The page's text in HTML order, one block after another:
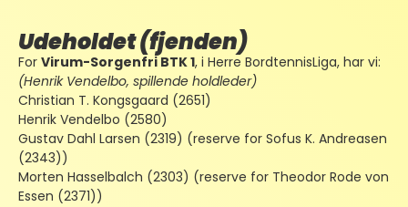
Udeholdet (fjenden)
For Virum-Sorgenfri BTK 1, i Herre BordtennisLiga, har vi:
(Henrik Vendelbo, spillende holdleder)
Christian T. Kongsgaard (2651)
Henrik Vendelbo (2580)
Gustav Dahl Larsen (2319) (reserve for Sofus K. Andreasen
(2343))
Morten Hasselbalch (2303) (reserve for Theodor Rode von
Essen (2371))